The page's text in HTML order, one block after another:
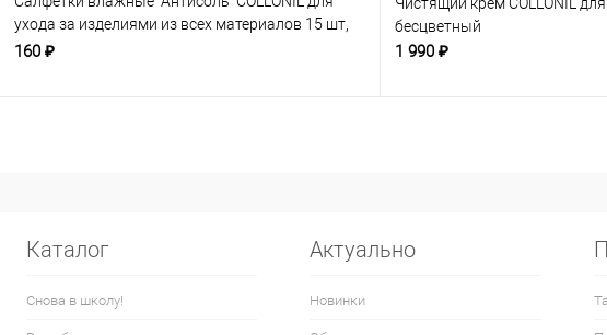
ухода за изделиями из всех материалов 15 шт,
бесцветные
160 ₽
Чистящий крем COLLONIL
бесцветный
1 990 ₽
Каталог
Снова в школу!
Актуально
Новинки